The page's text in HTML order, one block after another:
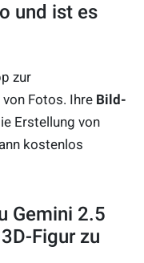
und ist es
zur
Fotos. Ihre Bild-
Erstellung von
kostenlos
Gemini 2.5
Figur zu